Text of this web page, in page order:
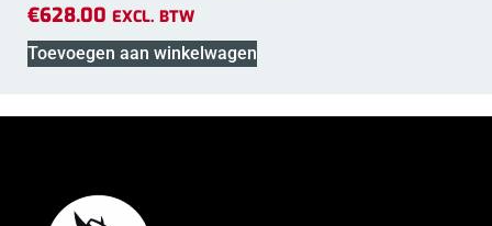
€628.00 EXCL. BTW
Toevoegen aan winkelwagen